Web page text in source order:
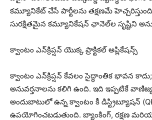
కమ్యూనికేట్ చేసే పార్టీలను తక్షణమే
సురక్షితమైన కమ్యూనికేషన్ ఛానెల్‌ల సృష్టిని
క్వాంటం ఎన్‌క్రిప్షన్ యొక్క ప్రాక్టికల్ అప్లికేషన్స్
క్వాంటం ఎన్‌క్రిప్షన్ కేవలం సైద్ధాంతిక భావన
అనువర్తనాలను కలిగి ఉంది. ఇది ఇప్పటికే
అందుబాటులో ఉన్న క్వాంటం కీ డిస్ట్రిబ్యూషన్
ఉపయోగించబడుతుంది. బ్యాంకింగ్, రక్షణ